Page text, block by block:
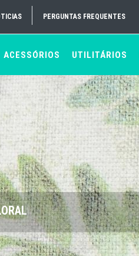
PERGUNTAS FREQUENTES
ACESSÓRIOS UTILITÁRIOS